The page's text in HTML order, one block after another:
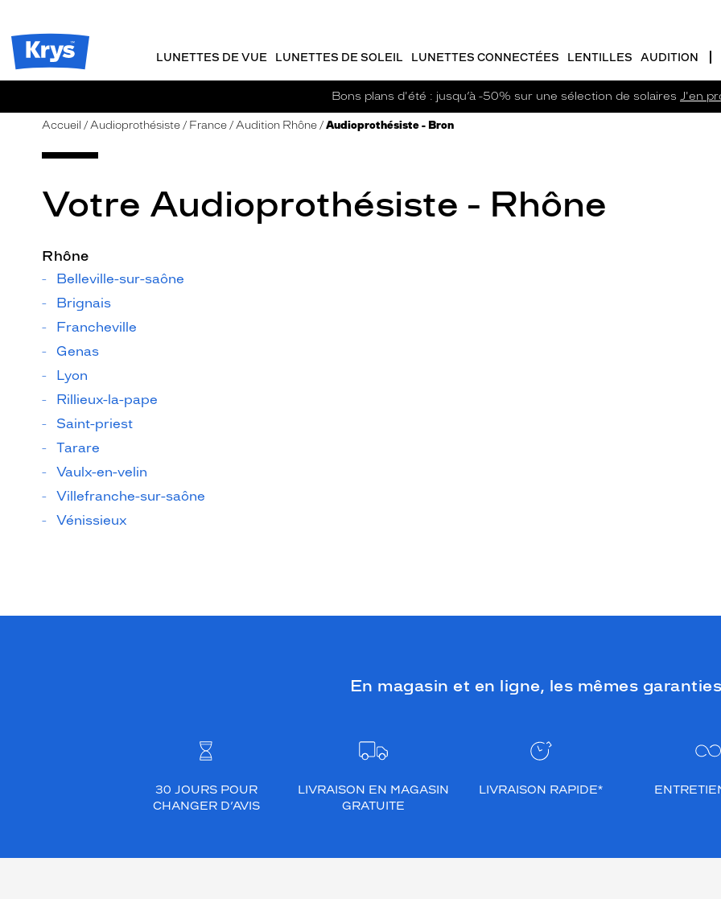
Opticien
Krys
LUNETTES DE VUE LUNETTES DE SOLEIL LUNETTES CONNECTÉES LENTILLES AUDITION
Bons plans d'été : jusqu’à -50% sur une sélection de solaires J'en
Accueil Audioprothésiste France Audition Rhône Audioprothésiste - Bron
Votre Audioprothésiste - Rhône
Rhône
Belleville-sur-saône
Brignais
Francheville
Genas
Lyon
Rillieux-la-pape
Saint-priest
Tarare
Vaulx-en-velin
Villefranche-sur-saône
Vénissieux
En magasin et en ligne, les mêmes
30 JOURS POUR
CHANGER D’AVIS
LIVRAISON EN MAGASIN
GRATUITE
LIVRAISON RAPIDE*